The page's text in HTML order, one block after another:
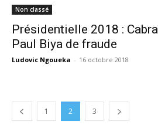
Non classé
Présidentielle 2018 :
Paul Biya de fraude
Ludovic Ngoueka - 16 octobre 2018
1 2 3